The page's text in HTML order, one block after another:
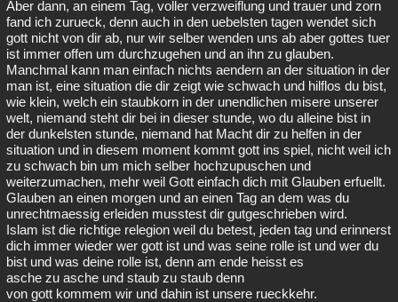
Aber dann, an einem Tag, voller verzweiflung und trauer und zorn
fand ich zurueck, denn auch in den uebelsten tagen wendet sich
gott nicht von dir ab, nur wir selber wenden uns ab aber gottes tuer
ist immer offen um durchzugehen und an ihn zu glauben.
Manchmal kann man einfach nichts aendern an der situation in der
man ist, eine situation die dir zeigt wie schwach und hilflos du bist,
wie klein, welch ein staubkorn in der unendlichen misere unserer
welt, niemand steht dir bei in dieser stunde, wo du alleine bist in
der dunkelsten stunde, niemand hat Macht dir zu helfen in der
situation und in diesem moment kommt gott ins spiel, nicht weil ich
zu schwach bin um mich selber hochzupuschen und
weiterzumachen, mehr weil Gott einfach dich mit Glauben erfuellt.
Glauben an einen morgen und an einen Tag an dem was du
unrechtmaessig erleiden musstest dir gutgeschrieben wird.
Islam ist die richtige relegion weil du betest, jeden tag und erinnerst
dich immer wieder wer gott ist und was seine rolle ist und wer du
bist und was deine rolle ist, denn am ende heisst es
asche zu asche und staub zu staub denn
von gott kommem wir und dahin ist unsere rueckkehr.